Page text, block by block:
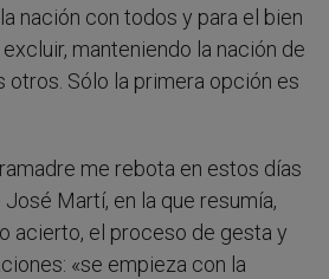
nación con todos y para el bien
manteniendo la nación de
otros. Sólo la primera opción es
me rebota en estos días
Martí, en la que resumía,
acierto, el proceso de gesta y
«se empieza con la